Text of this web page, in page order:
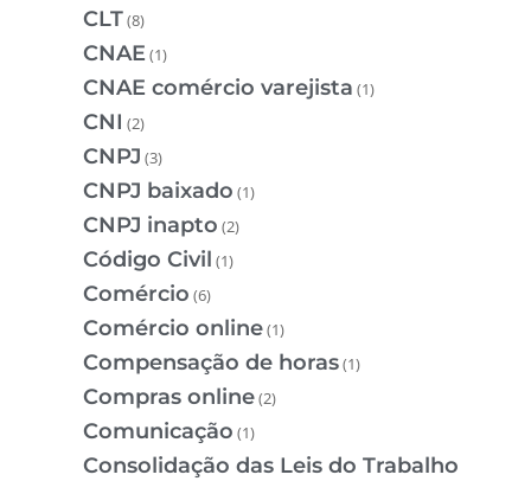
CLT(8)
CNAE(1)
CNAE comércio varejista (1)
CNI (2)
CNPJ (3)
CNPJ baixado (1)
CNPJ inapto (2)
Código Civil (1)
Comércio (6)
Comércio online(1)
Compensação de horas(1)
Compras online(2)
Comunicação (1)
Consolidação das Leis do Trabalho